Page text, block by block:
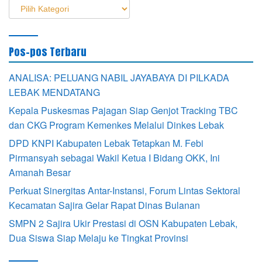
Kategori
Pos-pos Terbaru
ANALISA: PELUANG NABIL JAYABAYA DI PILKADA
LEBAK MENDATANG
Kepala Puskesmas Pajagan Siap Genjot Tracking TBC
dan CKG Program Kemenkes Melalui Dinkes Lebak
DPD KNPI Kabupaten Lebak Tetapkan M. Febi
Pirmansyah sebagai Wakil Ketua I Bidang OKK, Ini
Amanah Besar
Perkuat Sinergitas Antar-Instansi, Forum Lintas Sektoral
Kecamatan Sajira Gelar Rapat Dinas Bulanan
SMPN 2 Sajira Ukir Prestasi di OSN Kabupaten Lebak,
Dua Siswa Siap Melaju ke Tingkat Provinsi